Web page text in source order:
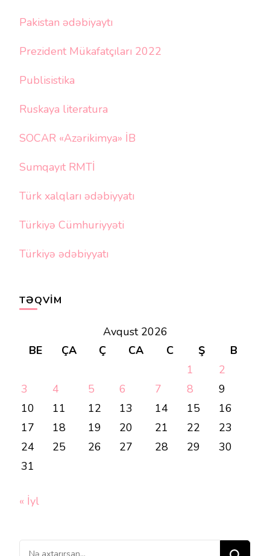
Pakistan ədəbiyaytı
Prezident Mükafatçıları 2022
Publisistika
Ruskaya literatura
SOCAR «Azərikimya» İB
Sumqayıt RMTİ
Türk xalqları ədəbiyyatı
Türkiyə Cümhuriyyəti
Türkiyə ədəbiyyatı
TƏQVIM
Avqust 2026
BE
ÇA Ç CA C Ş
B
1
2
3
4 5 6 7 8
9
10
11 12 13 14 15
16
17
18 19 20 21 22
23
24
25 26 27 28 29
30
31
« İyl
Bir